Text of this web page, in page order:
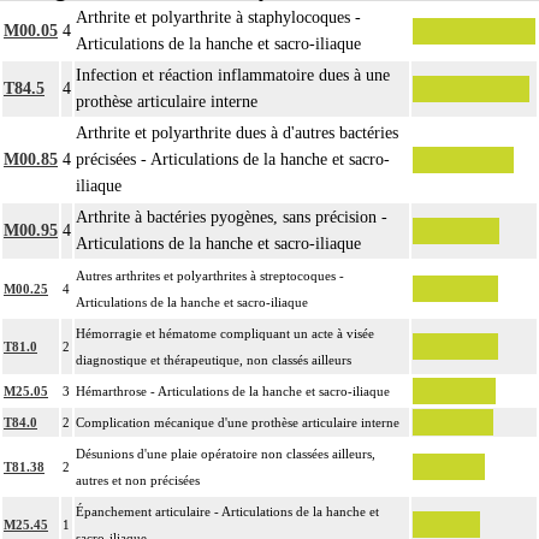
Notes
14
La libération mobilisatrice d'une articulation [arthrolyse] inclut la
L'évacuation de collection articulaire inclut le lavage de l'articulation, avec ou
sans drainage.
La reconstruction osseuse ou articulaire par greffe, transplant ou matériau
inerte non prothétique inclut l'ostéosynthèse.
La réduction d'une luxation, par abord direct inclut la réparation de l'appareil
M00.05 4
Arthrite et polyarthrite à staphylocoques -
Articulations de la hanche et sacro-iliaque
T84.5 4
Infection et réaction inflammatoire dues à une
prothèse articulaire interne
M00.85 4
Arthrite et polyarthrite dues à d'autres bactéries
précisées - Articulations de la hanche et sacro-
iliaque
M00.95 4
Arthrite à bactéries pyogènes, sans précision -
Articulations de la hanche et sacro-iliaque
M00.25 4
Autres arthrites et polyarthrites à streptocoques -
Articulations de la hanche et sacro-iliaque
T81.0 2
Hémorragie et hématome compliquant un acte à visée
diagnostique et thérapeutique, non classés ailleurs
M25.05 3 Hémarthrose - Articulations de la hanche et sacro-iliaque
T84.0 2 Complication mécanique d'une prothèse articulaire interne
T81.38 2
Désunions d'une plaie opératoire non classées ailleurs,
autres et non précisées
M25.45 1
Épanchement articulaire - Articulations de la hanche et